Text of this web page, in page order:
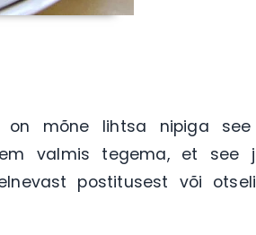
on mõne lihtsa nipiga see
valmis tegema, et see
postitusest või